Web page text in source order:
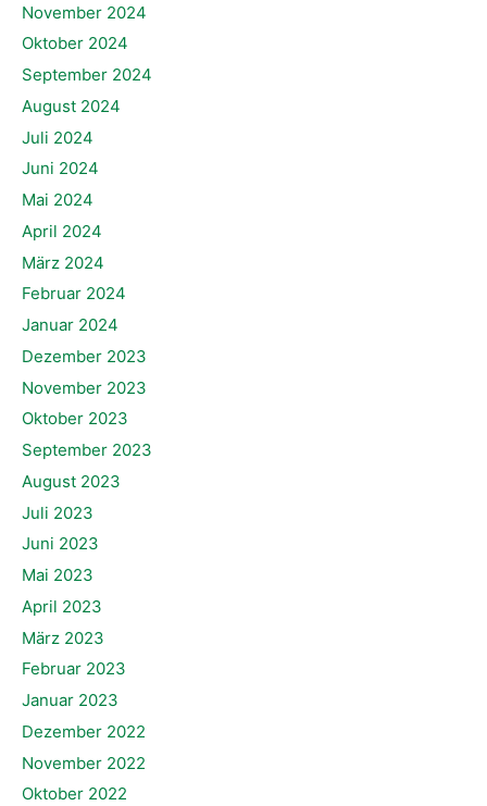
November 2024
Oktober 2024
September 2024
August 2024
Juli 2024
Juni 2024
Mai 2024
April 2024
März 2024
Februar 2024
Januar 2024
Dezember 2023
November 2023
Oktober 2023
September 2023
August 2023
Juli 2023
Juni 2023
Mai 2023
April 2023
März 2023
Februar 2023
Januar 2023
Dezember 2022
November 2022
Oktober 2022